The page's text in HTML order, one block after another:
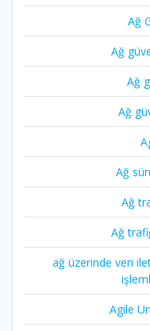
Ağ
Ağ
Ağ
Ağ
Ağ
Ağ
Ağ
ağ üzerinde veri
Agile